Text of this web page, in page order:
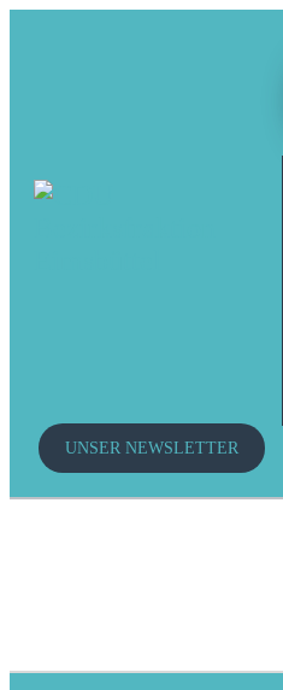
UNSER NEWSLETTER